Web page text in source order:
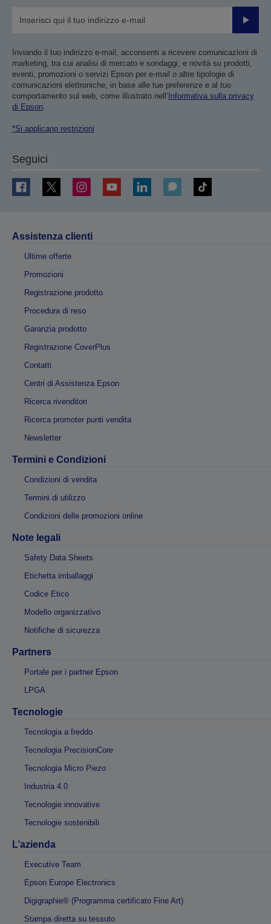
Invia
Inviando il tuo indirizzo e-mail, acconsenti a ricevere comunicazioni di
marketing, tra cui analisi di mercato e sondaggi, e novità su prodotti,
eventi, promozioni o servizi Epson per e-mail o altre tipologie di
comunicazioni elettroniche, in base alle tue preferenze e al tuo
comportamento sul web, come illustrato nell’ Informativa sulla privacy
di Epson.
*Si applicano restrizioni
Seguici
Assistenza clienti
Ultime offerte
Promozioni
Registrazione prodotto
Procedura di reso
Garanzia prodotto
Registrazione CoverPlus
Contatti
Centri di Assistenza Epson
Ricerca rivenditori
Ricerca promoter punti vendita
Newsletter
Termini e Condizioni
Condizioni di vendita
Termini di utilizzo
Condizioni delle promozioni online
Note legali
Safety Data Sheets
Etichetta imballaggi
Codice Etico
Modello organizzativo
Notifiche di sicurezza
Partners
Portale per i partner Epson
LPGA
Tecnologie
Tecnologia a freddo
Tecnologia PrecisionCore
Tecnologia Micro Piezo
Industria 4.0
Tecnologie innovative
Tecnologie sostenibili
L’azienda
Executive Team
Epson Europe Electronics
Digigraphie® (Programma certificato Fine Art)
Stampa diretta su tessuto